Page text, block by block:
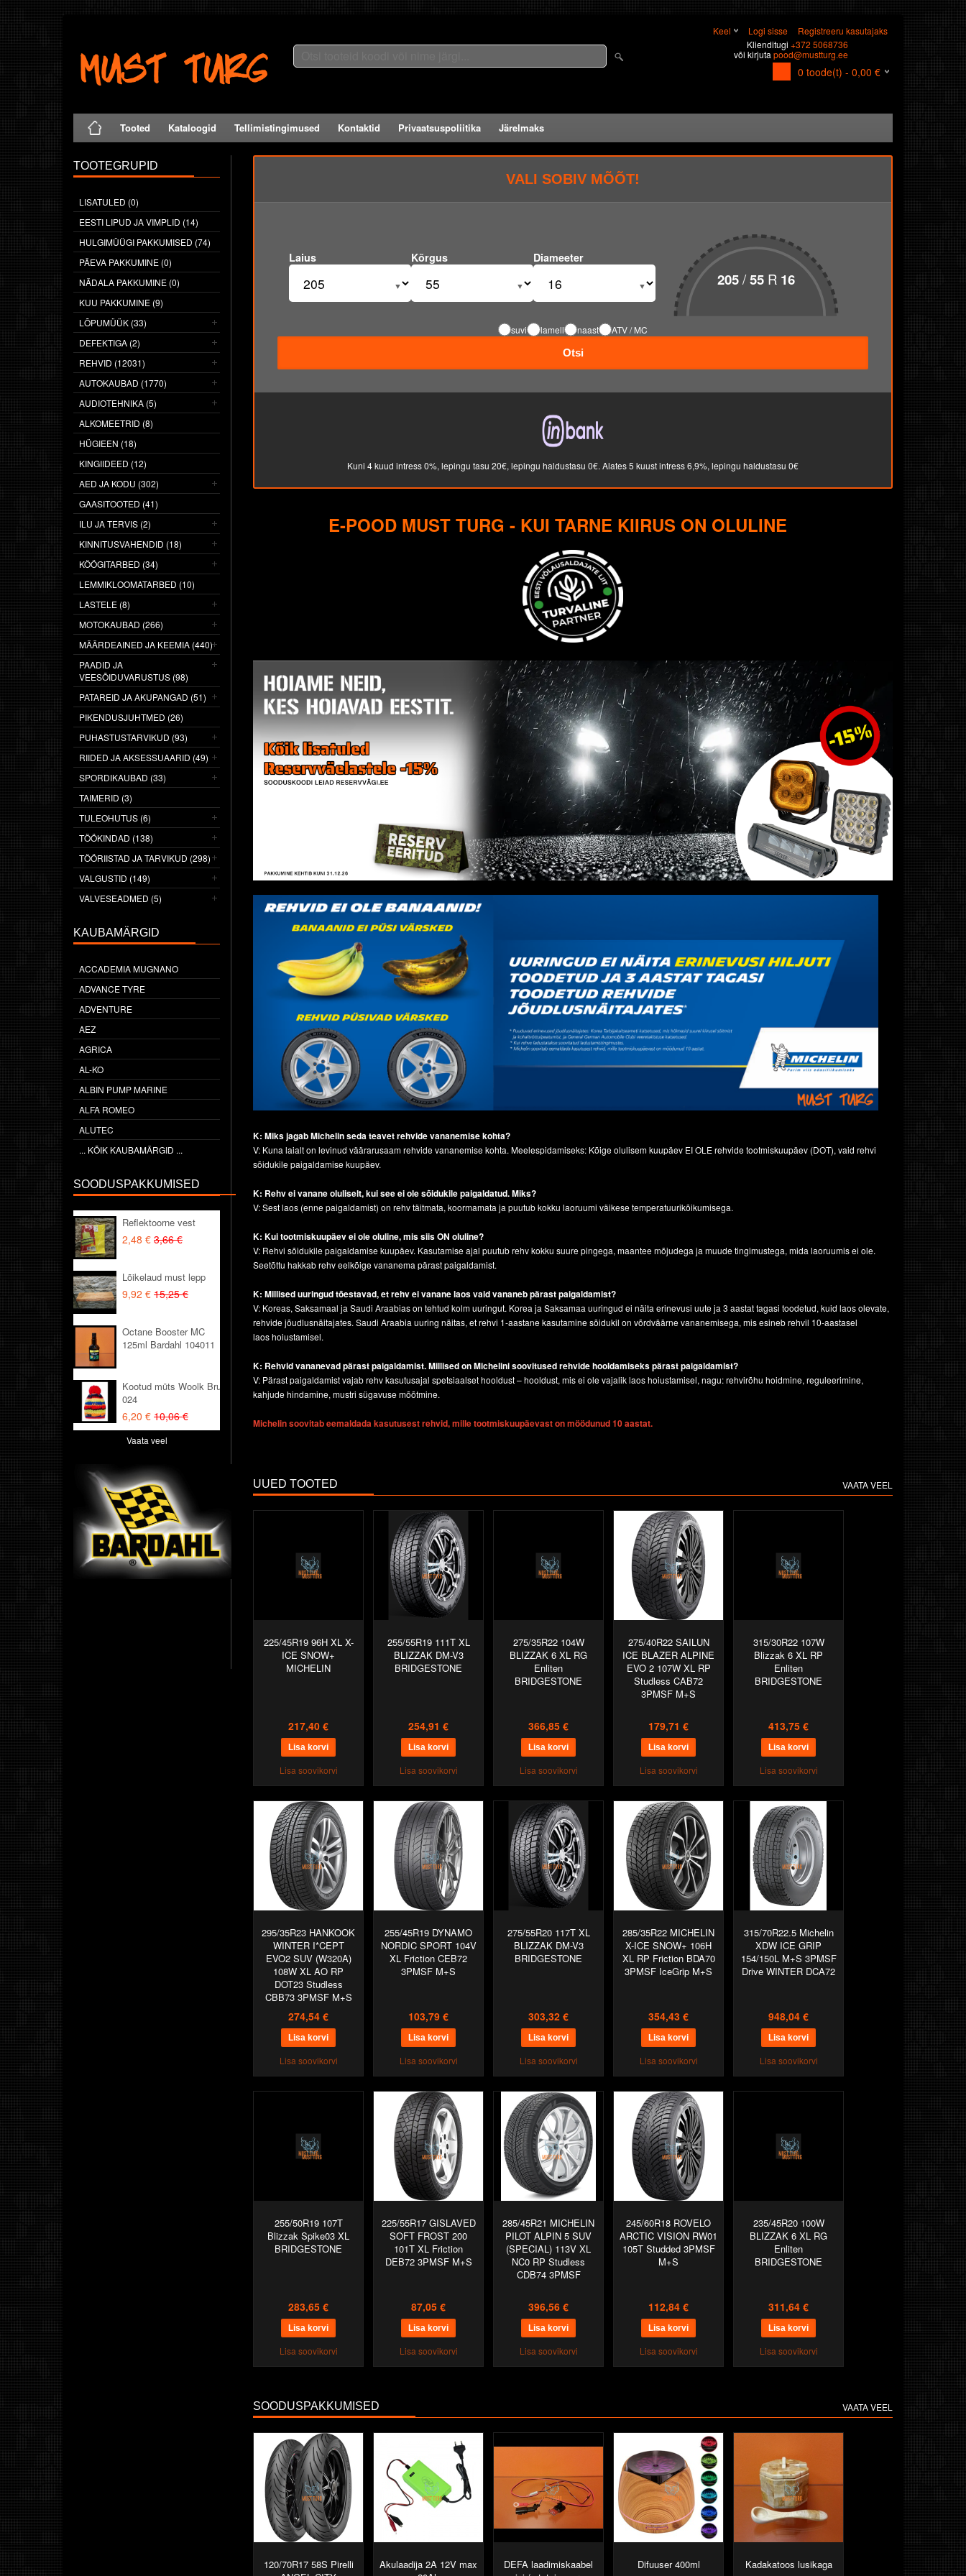
Keel Logi sisse
Registreeru kasutajaks
Klienditugi +372 5068736
või kirjuta pood@mustturg.ee
0 toode(t) - 0,00 €
Tooted Kataloogid Tellimistingimused Kontaktid Privaatsuspoliitika Järelmaks
TOOTEGRUPID
LISATULED (0)
EESTI LIPUD JA VIMPLID (14)
HULGIMÜÜGI PAKKUMISED (74)
PÄEVA PAKKUMINE (0)
NÄDALA PAKKUMINE (0)
KUU PAKKUMINE (9)
LÕPUMÜÜK (33)
DEFEKTIGA (2)
REHVID (12031)
AUTOKAUBAD (1770)
AUDIOTEHNIKA (5)
ALKOMEETRID (8)
HÜGIEEN (18)
KINGIIDEED (12)
AED JA KODU (302)
GAASITOOTED (41)
ILU JA TERVIS (2)
KINNITUSVAHENDID (18)
KÖÖGITARBED (34)
LEMMIKLOOMATARBED (10)
LASTELE (8)
MOTOKAUBAD (266)
MÄÄRDEAINED JA KEEMIA (440)
PAADID JA
VEESÕIDUVARUSTUS (98)
PATAREID JA AKUPANGAD (51)
PIKENDUSJUHTMED (26)
PUHASTUSTARVIKUD (93)
RIIDED JA AKSESSUAARID (49)
SPORDIKAUBAD (33)
TAIMERID (3)
TULEOHUTUS (6)
TÖÖKINDAD (138)
TÖÖRIISTAD JA TARVIKUD (298)
VALGUSTID (149)
VALVESEADMED (5)
KAUBAMÄRGID
ACCADEMIA MUGNANO
ADVANCE TYRE
ADVENTURE
AEZ
AGRICA
AL-KO
ALBIN PUMP MARINE
ALFA ROMEO
ALUTEC
... KÕIK KAUBAMÄRGID ...
SOODUSPAKKUMISED
Reflektoorne vest
2,48 € 3,66 €
Lõikelaud must lepp
9,92 € 15,25 €
Octane Booster MC
125ml Bardahl 104011
Kootud müts Woolk Bruno
024
6,20 € 10,06 €
Vaata veel
VALI SOBIV MÕÕT!
Laius Kõrgus Diameeter
205/55 R 16
suvi lamell naast
ATV / MC
Otsi
Kuni 4 kuud intress 0%, lepingu tasu 20€, lepingu haldustasu 0€. Alates 5 kuust intress 6,9%, lepingu haldustasu 0€
E-POOD MUST TURG - KUI TARNE KIIRUS ON OLULINE
K: Miks jagab Michelin seda teavet rehvidevananemise kohta?
V: Kuna laialt on levinud väärarusaam rehvide vananemise kohta. Meelespidamiseks: Kõige olulisem kuupäev EI OLE rehvide tootmiskuupäev (DOT), vaid rehvi
sõidukile paigaldamise kuupäev.
K: Rehv ei vanane oluliselt, kui see ei ole sõidukilepaigaldatud. Miks?
V: Sest laos (enne paigaldamist) on rehv täitmata, koormamata ja puutub kokku laoruumi väikese temperatuurikõikumisega.
K: Kui tootmiskuupäev ei ole oluline, mis siis ON oluline?
V: Rehvi sõidukile paigaldamise kuupäev. Kasutamise ajal puutub rehv kokku suure pingega, maantee mõjudega ja muude tingimustega, mida laoruumis ei ole.
Seetõttu hakkab rehv eelkõige vananema pärast paigaldamist.
K: Millised uuringud tõestavad, et rehv ei vanane laosvaid vananeb pärast paigaldamist?
V: Koreas, Saksamaal ja Saudi Araabias on tehtud kolm uuringut. Korea ja Saksamaa uuringud ei näita erinevusi uute ja 3 aastat tagasi toodetud, kuid laos olevate,
rehvide jõudlusnäitajates. Saudi Araabia uuring näitas, et rehvi 1-aastane kasutamine sõidukil on võrdväärne vananemisega, mis esineb rehvil 10-aastasel
laos hoiustamisel.
K: Rehvid vananevad pärast paigaldamist. Millised onMichelini soovitused rehvide hooldamiseks pärastpaigaldamist?
V: Pärast paigaldamist vajab rehv kasutusajal spetsiaalset hooldust – hooldust, mis ei ole vajalik laos hoiustamisel, nagu: rehvirõhu hoidmine, reguleerimine,
kahjude hindamine, mustri sügavuse mõõtmine.
Michelin soovitab eemaldada kasutusest rehvid, mille tootmiskuupäevast on möödunud 10 aastat.
UUED TOOTED VAATA VEEL
225/45R19 96H XL X-
ICE SNOW+
MICHELIN
217,40 €
Lisa soovikorvi
255/55R19 111T XL
BLIZZAK DM-V3
BRIDGESTONE
254,91 €
Lisa soovikorvi
275/35R22 104W
BLIZZAK 6 XL RG
Enliten
BRIDGESTONE
366,85 €
Lisa soovikorvi
275/40R22 SAILUN
ICE BLAZER ALPINE
EVO 2 107W XL RP
Studless CAB72
3PMSF M+S
179,71 €
Lisa soovikorvi
315/30R22 107W
Blizzak 6 XL RP
Enliten
BRIDGESTONE
413,75 €
Lisa soovikorvi
295/35R23 HANKOOK
WINTER I*CEPT
EVO2 SUV (W320A)
108W XL AO RP
DOT23 Studless
CBB73 3PMSF M+S
274,54 €
Lisa soovikorvi
255/45R19 DYNAMO
NORDIC SPORT 104V
XL Friction CEB72
3PMSF M+S
103,79 €
Lisa soovikorvi
275/55R20 117T XL
BLIZZAK DM-V3
BRIDGESTONE
303,32 €
Lisa soovikorvi
285/35R22 MICHELIN
X-ICE SNOW+ 106H
XL RP Friction BDA70
3PMSF IceGrip M+S
354,43 €
Lisa soovikorvi
315/70R22.5 Michelin
XDW ICE GRIP
154/150L M+S 3PMSF
Drive WINTER DCA72
948,04 €
Lisa soovikorvi
255/50R19 107T
Blizzak Spike03 XL
BRIDGESTONE
283,65 €
Lisa soovikorvi
225/55R17 GISLAVED
SOFT FROST 200
101T XL Friction
DEB72 3PMSF M+S
87,05 €
Lisa soovikorvi
285/45R21 MICHELIN
PILOT ALPIN 5 SUV
(SPECIAL) 113V XL
NC0 RP Studless
CDB74 3PMSF
396,56 €
Lisa soovikorvi
245/60R18 ROVELO
ARCTIC VISION RW01
105T Studded 3PMSF
M+S
112,84 €
Lisa soovikorvi
235/45R20 100W
BLIZZAK 6 XL RG
Enliten
BRIDGESTONE
311,64 €
Lisa soovikorvi
SOODUSPAKKUMISED VAATA VEEL
120/70R17 58S Pirelli
Akulaadija 2A 12V max
DEFA laadimiskaabel
Difuuser 400ml Kadakatoos lusikaga